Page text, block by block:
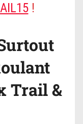
!
Trail &